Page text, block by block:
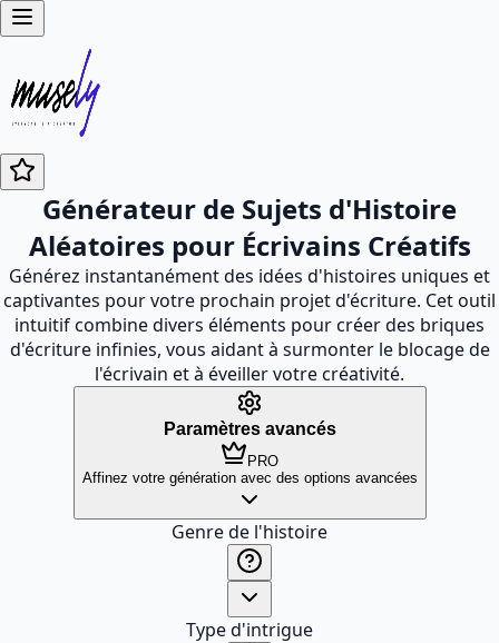
Générateur de Sujets d'Histoire
Aléatoires pour Écrivains Créatifs
Générez instantanément des idées d'histoires uniques et
captivantes pour votre prochain projet d'écriture. Cet outil
intuitif combine divers éléments pour créer des briques
d'écriture infinies, vous aidant à surmonter le blocage de
l'écrivain et à éveiller votre créativité.
Paramètres avancés
PRO
Affinez votre génération avec des options avancées
Genre de l'histoire
Type d'intrigue